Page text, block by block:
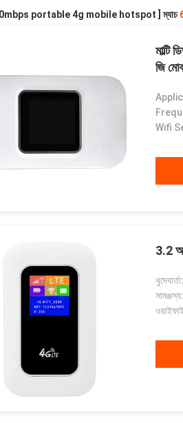
portable 4g mobile hotspot ] ম্যাচ
জি
Wifi
3.2
খুদেবার্তা:
সামঞ্জস্য: